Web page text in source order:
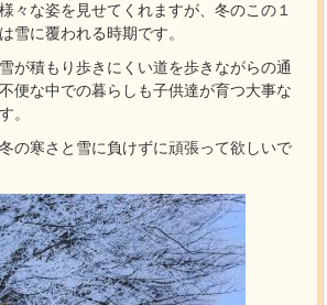
々な姿を見せてくれますが、冬のこの１
雪に覆われる時期です。
が積もり歩きにくい道を歩きながらの通
便な中での暮らしも子供達が育つ大事な
。
の寒さと雪に負けずに頑張って欲しいで